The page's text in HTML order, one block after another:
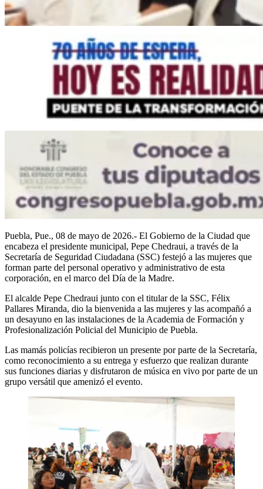
Puebla, Pue., 08 de mayo de 2026.- El Gobierno de la Ciudad que
encabeza el presidente municipal, Pepe Chedraui, a través de la
Secretaría de Seguridad Ciudadana (SSC) festejó a las mujeres que
forman parte del personal operativo y administrativo de esta
corporación, en el marco del Día de la Madre.
El alcalde Pepe Chedraui junto con el titular de la SSC, Félix
Pallares Miranda, dio la bienvenida a las mujeres y las acompañó a
un desayuno en las instalaciones de la Academia de Formación y
Profesionalización Policial del Municipio de Puebla.
Las mamás policías recibieron un presente por parte de la Secretaría,
como reconocimiento a su entrega y esfuerzo que realizan durante
sus funciones diarias y disfrutaron de música en vivo por parte de un
grupo versátil que amenizó el evento.